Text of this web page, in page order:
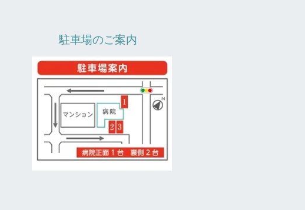
駐車場のご案内